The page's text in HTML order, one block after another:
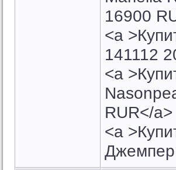
16900
<a
141112
<a
RUR</a>
<a
Джемпер